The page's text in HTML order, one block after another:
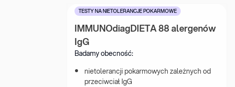
TESTY NA NIETOLERANCJE POKARMOWE
IMMUNOdiagDIETA 88 alergenów
IgG
Badamy obecność:
nietolerancji pokarmowych zależnych od
przeciwciał IgG